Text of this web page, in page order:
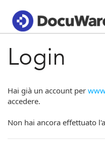
Login
Hai già un account per
accedere.
Non hai ancora effettuato